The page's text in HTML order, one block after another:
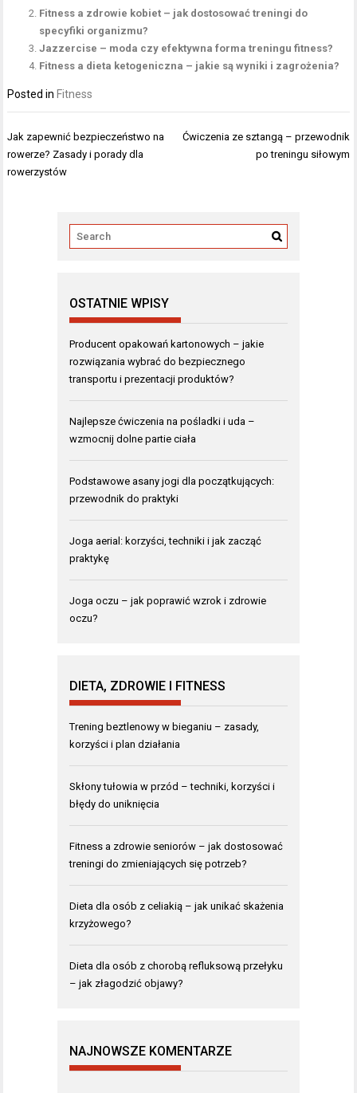
Fitness a zdrowie kobiet – jak dostosować treningi do
specyfiki organizmu?
Jazzercise – moda czy efektywna forma treningu fitness?
Fitness a dieta ketogeniczna – jakie są wyniki i zagrożenia?
Posted in Fitness
Nawigacja
wpisu
Jak zapewnić bezpieczeństwo na
rowerze? Zasady i porady dla
rowerzystów
Ćwiczenia ze sztangą – przewodnik
po treningu siłowym
OSTATNIE WPISY
Producent opakowań kartonowych – jakie
rozwiązania wybrać do bezpiecznego
transportu i prezentacji produktów?
Najlepsze ćwiczenia na pośladki i uda –
wzmocnij dolne partie ciała
Podstawowe asany jogi dla początkujących:
przewodnik do praktyki
Joga aerial: korzyści, techniki i jak zacząć
praktykę
Joga oczu – jak poprawić wzrok i zdrowie
oczu?
DIETA, ZDROWIE I FITNESS
Trening beztlenowy w bieganiu – zasady,
korzyści i plan działania
Skłony tułowia w przód – techniki, korzyści i
błędy do uniknięcia
Fitness a zdrowie seniorów – jak dostosować
treningi do zmieniających się potrzeb?
Dieta dla osób z celiakią – jak unikać skażenia
krzyżowego?
Dieta dla osób z chorobą refluksową przełyku
– jak złagodzić objawy?
NAJNOWSZE KOMENTARZE